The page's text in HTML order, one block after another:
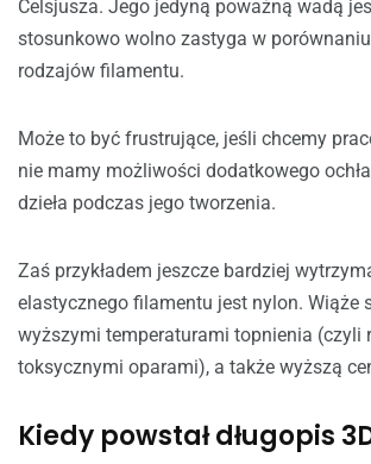
Celsjusza. Jego jedyną poważną wadą
stosunkowo wolno zastyga w
rodzajów filamentu.
Może to być frustrujące, jeśli chcemy
nie mamy możliwości dodatkowego
dzieła podczas jego tworzenia.
Zaś przykładem jeszcze bardziej
elastycznego filamentu jest nylon. Wiąże
wyższymi temperaturami topnienia (czyli
toksycznymi oparami), a także wyższą
Kiedy powstał długopis